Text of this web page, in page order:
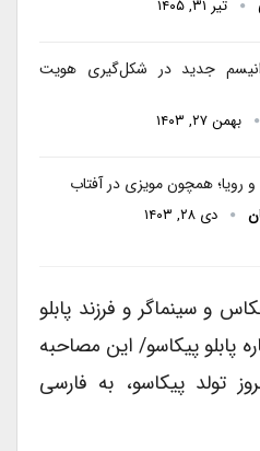
تیر ۳۱, ۱۴۰۵
جدید در شکل‌گیری هویت
بهمن ۲۷, ۱۴۰۳
رویا؛ همچون مویزی در آفتاب
دی ۲۸, ۱۴۰۳
و سینماگر و فرزند پابلو
پابلو پیکاسو/ این مصاحبه
تولد پیکاسو، به فارسی